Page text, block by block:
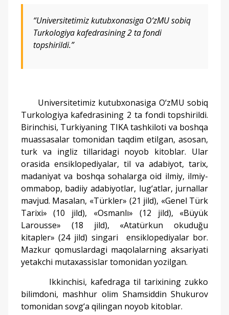
“Universitetimiz kutubxonasiga O‘zMU sobiq
Turkologiya kafedrasining 2 ta fondi
topshirildi.”
Universitetimiz kutubxonasiga O‘zMU sobiq
Turkologiya kafedrasining 2 ta fondi topshirildi.
Birinchisi, Turkiyaning TIKA tashkiloti va boshqa
muassasalar tomonidan taqdim etilgan, asosan,
turk va ingliz tillaridagi noyob kitoblar. Ular
orasida ensiklopediyalar, til va adabiyot, tarix,
madaniyat va boshqa sohalarga oid ilmiy, ilmiy-
ommabop, badiiy adabiyotlar, lug‘atlar, jurnallar
mavjud. Masalan, «Türkler» (21 jild), «Genel Türk
Tarixi» (10 jild), «Osmanlı» (12 jild), «Büyük
Larousse» (18 jild), «Atatürkun okuduğu
kitapler» (24 jild) singari ensiklopediyalar bor.
Mazkur qomuslardagi maqolalarning aksariyati
yetakchi mutaxassislar tomonidan yozilgan.
Ikkinchisi, kafedraga til tarixining zukko
bilimdoni, mashhur olim Shamsiddin Shukurov
tomonidan sovg‘a qilingan noyob kitoblar.